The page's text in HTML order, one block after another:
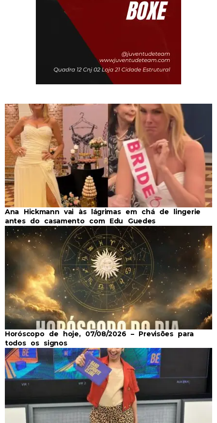
Ana Hickmann vai às lágrimas em chá de lingerie
antes do casamento com Edu Guedes
Horóscopo de hoje, 07/08/2026 – Previsões para
todos os signos